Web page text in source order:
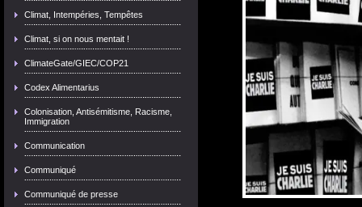
Climat, Intempéries, Tempêtes
Climat, si on nous mentait !
ClimateGate/GIEC/COP21
Codex Alimentarius
Colonisation, Antisémitisme, Racisme,
Immigration
Communication
Communiqué
Communiqué de presse